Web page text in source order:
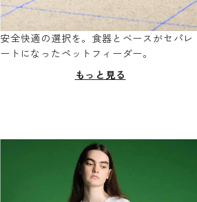
安全快適の選択を。食器とベースがセパレ
ートになったペットフィーダー。
もっと見る